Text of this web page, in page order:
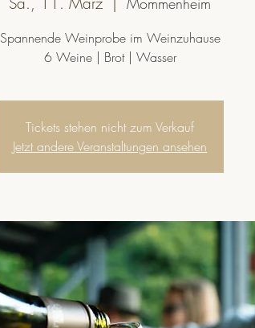
Spannende Weinprobe im Weinzuhause
6 Weine | Brot | Wasser
Tickets stehen nicht zum Verkauf
Jetzt andere Veranstaltungen ansehen